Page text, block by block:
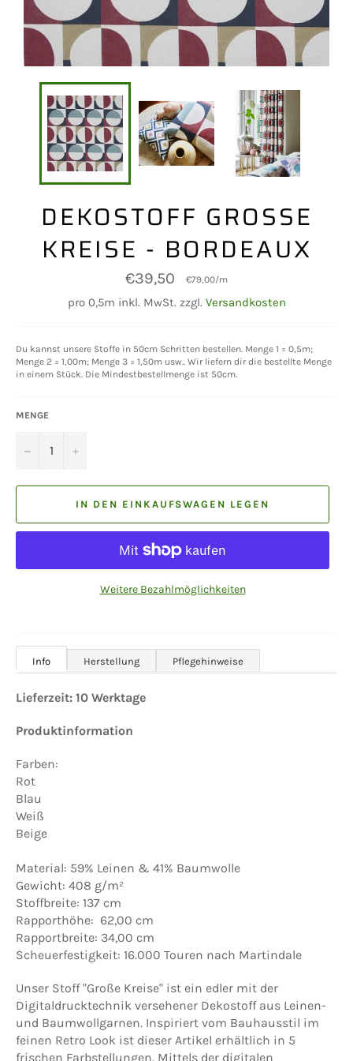
DEKOSTOFF GROSSE K
REISE - BORDEAUX
Normaler
Preis
€39,50 €79,00/m
pro 0,5m inkl. MwSt. zzgl. Versandkosten
Du kannst unsere Stoffe in 50cm Schritten bestellen. Menge 1 = 0,5m;
Menge 2 = 1,00m; Menge 3 = 1,50m usw.. Wir liefern dir die bestellte Menge
in einem Stück. Die Mindestbestellmenge ist 50cm.
MENGE
− +
IN DEN EINKAUFSWAGEN LEGEN
Weitere Bezahlmöglichkeiten
Info Herstellung Pflegehinweise
Lieferzeit: 10 Werktage
Produktinformation
Farben:
Rot
Blau
Weiß
Beige
Material: 59% Leinen & 41% Baumwolle
Gewicht: 408 g/m²
Stoffbreite: 137 cm
Rapporthöhe: 62,00 cm
Rapportbreite: 34,00 cm
Scheuerfestigkeit: 16.000 Touren nach Martindale
Unser Stoff "Große Kreise" ist ein edler mit der
Digitaldrucktechnik versehener Dekostoff aus Leinen-
und Baumwollgarnen. Inspiriert vom Bauhausstil im
feinen Retro Look ist dieser Artikel erhältlich in 5
frischen Farbstellungen. Mittels der digitalen